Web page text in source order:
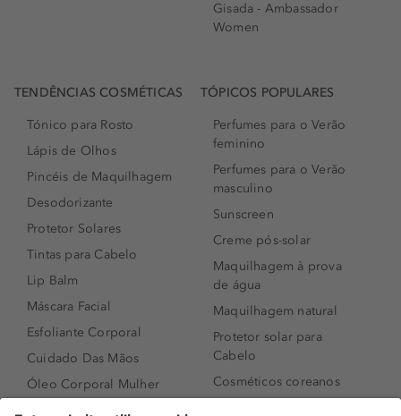
Gisada - Ambassador
Women
TENDÊNCIAS COSMÉTICAS
Tónico para Rosto
Lápis de Olhos
Pincéis de Maquilhagem
Desodorizante
Protetor Solares
Tintas para Cabelo
Lip Balm
Máscara Facial
Esfoliante Corporal
Cuidado Das Mãos
Óleo Corporal Mulher
TÓPICOS POPULARES
Perfumes para o Verão
feminino
Perfumes para o Verão
masculino
Sunscreen
Creme pós-solar
Maquilhagem à prova
de água
Maquilhagem natural
Protetor solar para
Cabelo
Cosméticos coreanos